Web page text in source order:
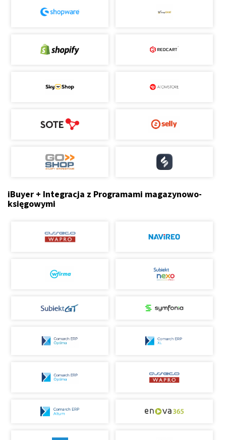
iBuyer + Integracja z Programami magazynowo-
księgowymi